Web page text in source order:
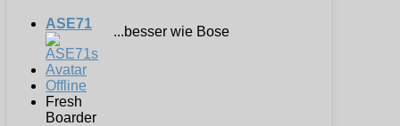
ASE71
Offline
Fresh
Boarder
...besser wie Bose